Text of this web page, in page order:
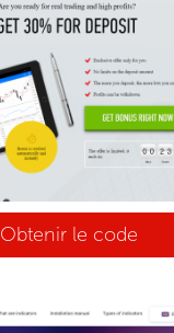
Obtenir le code